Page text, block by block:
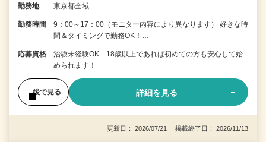
勤務地 東京都全域
勤務時間
9：00～17：00（モニター内容により異なります） 好きな時
間＆タイミングで勤務OK！…
応募資格
治験未経験OK 18歳以上であれば初めての方も安心して始
められます！
後で見る 詳細を見る
更新日： 2026/07/21 掲載終了日： 2026/11/13